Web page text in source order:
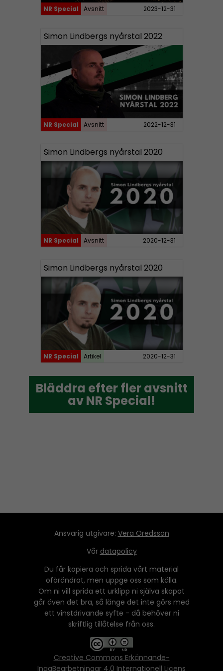
NR Special Avsnitt 2023-12-31
Simon Lindbergs nyårstal 2022
NR Special Avsnitt 2022-12-31
Simon Lindbergs nyårstal 2020
NR Special Avsnitt 2020-12-31
Simon Lindbergs nyårstal 2020
NR Special Artikel 2020-12-31
Bläddra efter fler avsnitt
av NR Special!
Bläddra efter fler avsnitt
av NR Special!
Ansvarig utgivare: Vera Oredsson
Vår datapolicy
Du får kopiera och sprida vårt material
oförändrat, men uppge oss som källa.
Om ni vill sprida ett urklipp ni själva skapat
går även det bra, så länge det inte görs med
ett vinstdrivande syfte - då behöver ni
skriftlig tillåtelse från oss.
Creative Commons Erkännande-
IngaBearbetningar 4.0 Internationell Licens